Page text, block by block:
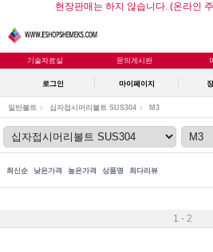
현장판매는 하지 않습니다. (온라인
기술자료실 문의게시판
로그인 마이페이지
일반볼트 십자접시머리볼트 SUS304 M3
최신순 낮은가격 높은가격 상품명 최다리뷰
1 - 2